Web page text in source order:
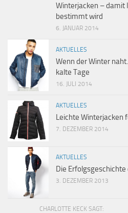
Winterjacken – damit
bestimmt wird
6. JANUAR 2014
AKTUELLES
Wenn der Winter
kalte Tage
16. JULI 2014
AKTUELLES
Leichte Winterjacken
7. DEZEMBER 2014
AKTUELLES
Die
3. DEZEMBER 2013
CHARLOTTE KECK SAGT: